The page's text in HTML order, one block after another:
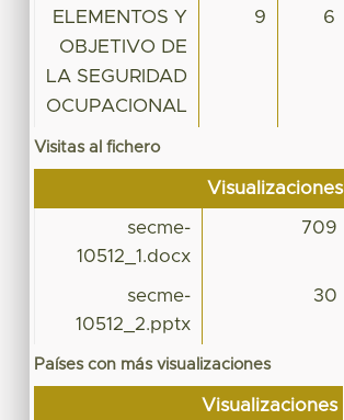
ELEMENTOS Y
OBJETIVO DE
LA SEGURIDAD
OCUPACIONAL
9 6
Visitas al fichero
Visualizaciones
secme-
10512_1.docx
709
secme-
10512_2.pptx
30
Países con más visualizaciones
Visualizaciones